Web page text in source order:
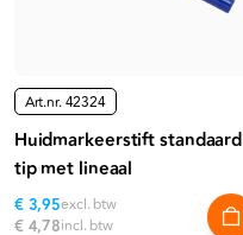
Art.nr.42324
Huidmarkeerstift standaard
tip met lineaal
€ 3,95excl. btw
€ 4,78incl. btw